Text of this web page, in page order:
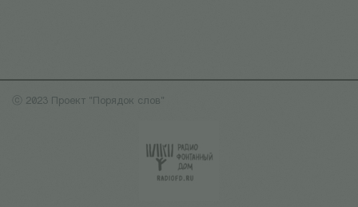
ⓒ 2023 Проект "Порядок слов"